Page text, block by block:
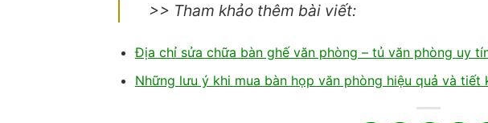
>> Tham khảo thêm bài viết:
Địa chỉ sửa chữa bàn ghế văn phòng – tủ văn phòng uy
Những lưu ý khi mua bàn họp văn phòng hiệu quả và tiết